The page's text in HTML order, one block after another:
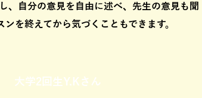
、自分の意見を自由に述べ、先生の意見も聞
を終えてから気づくこともできます。
大学2回生Y.Kさん